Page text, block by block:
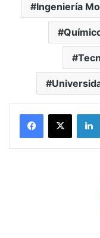
Ingeniería